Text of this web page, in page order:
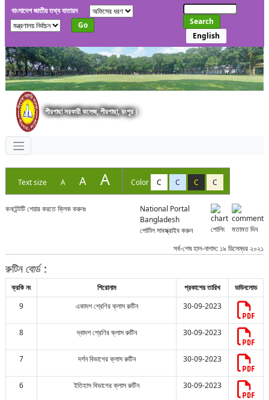
বাংলাদেশ জাতীয় তথ্য বাতায়ন
Go
Search
English
পীরগাছা সরকারী কলেজ, পীরগাছা, রংপুর।
Text size A A A Color C C C C
কনটেন্টটি শেয়ার করতে ক্লিক করুনঃ
National Portal
Bangladesh
পোর্টাল সাবস্ক্রাইব করুন
পোলিং
মতামত দিন
সর্ব-শেষ হাল-নাগাদ: ১৯ ডিসেম্বর ২০২১
রুটিন বোর্ড :
ক্রকি নং শিরোনাম প্রকাশের তারিখ
ডাউনলোড
9
একাদশ শ্রেণির ক্লাস রুটিন 30-09-2023
8 দ্বাদশ শ্রেণির ক্লাস রুটিন 30-09-2023
7 দর্শন বিভাগের ক্লাস রুটিন 30-09-2023
6 ইতিহাস বিভাগের ক্লাস রুটিন 30-09-2023